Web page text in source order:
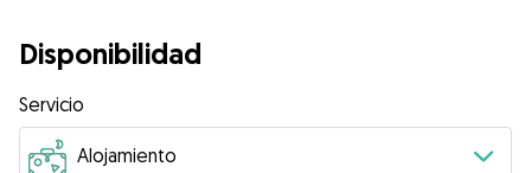
Disponibilidad
Servicio